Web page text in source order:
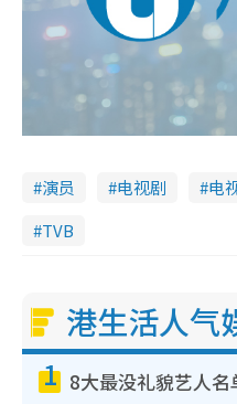
演员 电视剧 电
TVB
港生活人气
1